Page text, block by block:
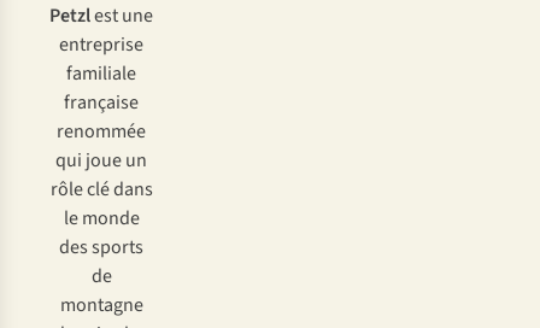
Petzlest une
entreprise
familiale
française
renommée
qui joue un
rôle clé dans
le monde
des sports
de
montagne